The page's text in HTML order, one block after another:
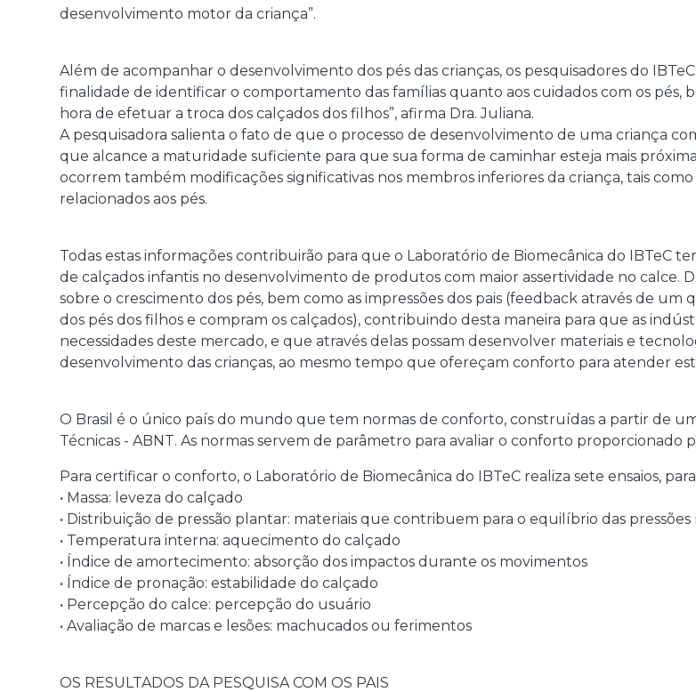
desenvolvimento motor da criança”.
Além de acompanhar o desenvolvimento dos pés das crianças, os pesquisadores do
finalidade de identificar o comportamento das famílias quanto aos cuidados com os pés,
hora de efetuar a troca dos calçados dos filhos”, afirma Dra. Juliana.
A pesquisadora salienta o fato de que o processo de desenvolvimento de uma criança
que alcance a maturidade suficiente para que sua forma de caminhar esteja mais
ocorrem também modificações significativas nos membros inferiores da criança, tais
relacionados aos pés.
Todas estas informações contribuirão para que o Laboratório de Biomecânica do IBTeC
de calçados infantis no desenvolvimento de produtos com maior assertividade no calce.
sobre o crescimento dos pés, bem como as impressões dos pais (feedback através de
dos pés dos filhos e compram os calçados), contribuindo desta maneira para que as
necessidades deste mercado, e que através delas possam desenvolver materiais e
desenvolvimento das crianças, ao mesmo tempo que ofereçam conforto para atender
O Brasil é o único país do mundo que tem normas de conforto, construídas a partir de
Técnicas - ABNT. As normas servem de parâmetro para avaliar o conforto proporcionado
Para certificar o conforto, o Laboratório de Biomecânica do IBTeC realiza sete ensaios,
• Massa: leveza do calçado
• Distribuição de pressão plantar: materiais que contribuem para o equilíbrio das pressões
• Temperatura interna: aquecimento do calçado
• Índice de amortecimento: absorção dos impactos durante os movimentos
• Índice de pronação: estabilidade do calçado
• Percepção do calce: percepção do usuário
• Avaliação de marcas e lesões: machucados ou ferimentos
OS RESULTADOS DA PESQUISA COM OS PAIS